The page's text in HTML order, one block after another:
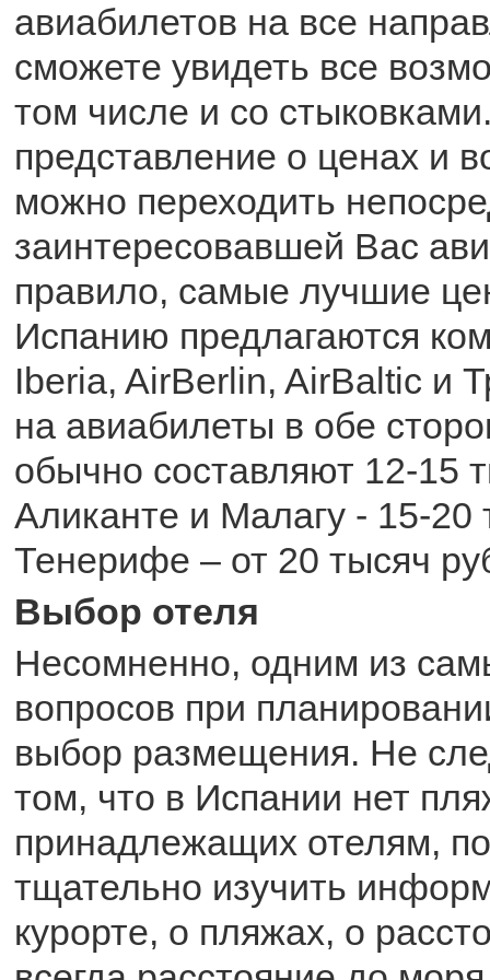
авиабилетов на все
сможете увидеть все
том числе и со
представление о ценах и
можно переходить
заинтересовавшей Вас
правило, самые лучшие
Испанию предлагаются
Iberia, AirBerlin, AirBaltic и
на авиабилеты в обе
обычно составляют 12-15
Аликанте и Малагу - 15-20
Тенерифе – от 20 тысяч
Выбор отеля
Несомненно, одним из
вопросов при
выбор размещения. Не
том, что в Испании нет
принадлежащих отелям,
тщательно изучить
курорте, о пляжах, о